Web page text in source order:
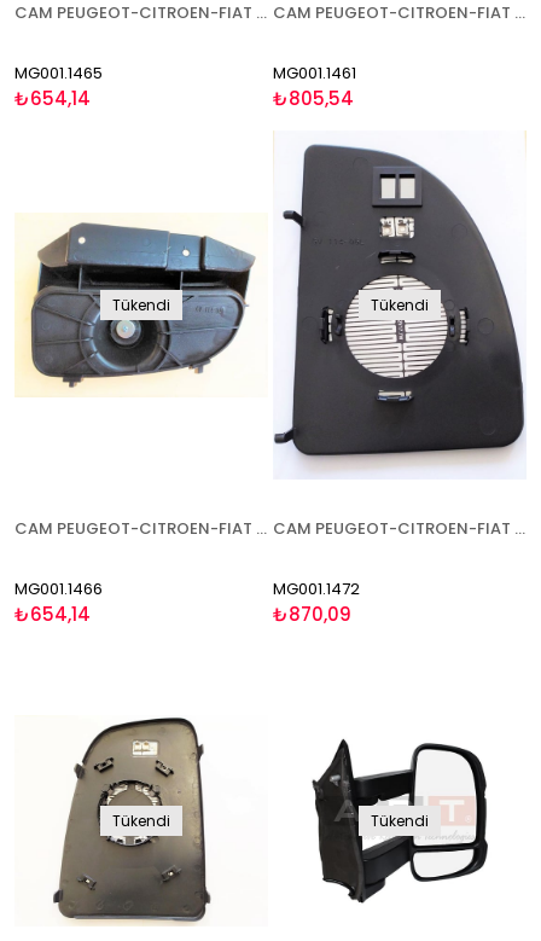
CAM PEUGEOT-CITROEN-FIAT BOXER-JUMPER-DUCATO 2000-2006 ALT KÜÇÜK TİP SAĞ
MG001.1465
₺654,14
CAM PEUGEOT-CITROEN-FIAT BOXER-JUMPER-DUCATO 1994-2000 ISITMALI SAĞ
MG001.1461
₺805,54
Tükendi
CAM PEUGEOT-CITROEN-FIAT BOXER-JUMPER-DUCATO 2000-2006 ALT KÜÇÜK TİP SOL
MG001.1466
₺654,14
Tükendi
CAM PEUGEOT-CITROEN-FIAT BOXER-JUMPER-DUCATO 2000-2006 ISITMALI BÜYÜK TİP SOL
MG001.1472
₺870,09
Tükendi Tükendi